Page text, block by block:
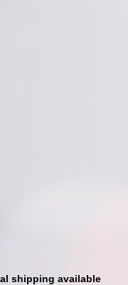
shipping available